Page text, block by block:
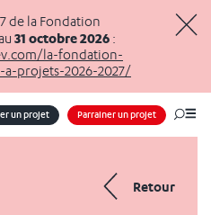
de la Fondation
31 octobre 2026 :
la-fondation-
projets-2026-2027/
un projet Parrainer un projet
Retour